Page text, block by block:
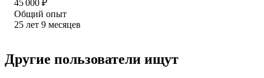
45 000 ₽
Общий опыт
25 лет 9 месяцев
Другие пользователи ищут